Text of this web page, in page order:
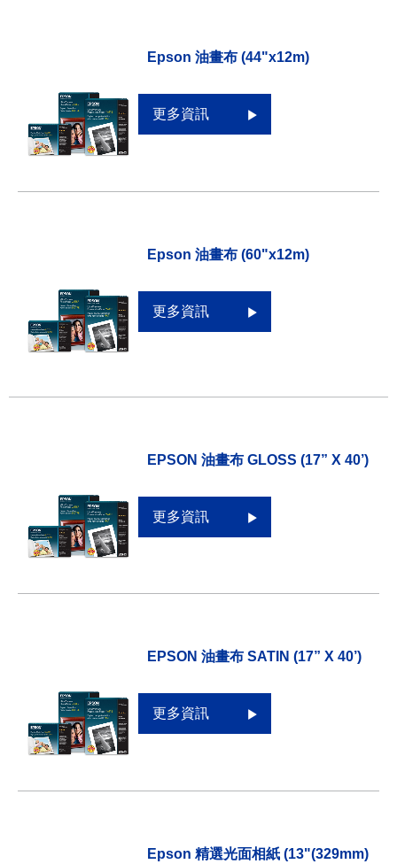
Epson 油畫布 (44"x12m)
更多資訊
Epson 油畫布 (60"x12m)
更多資訊
EPSON 油畫布 GLOSS (17” X 40’)
更多資訊
EPSON 油畫布 SATIN (17” X 40’)
更多資訊
Epson 精選光面相紙 (13"(329mm)